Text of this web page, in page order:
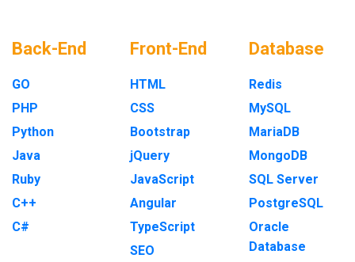
Back-End
GO
PHP
Python
Java
Ruby
C++
C#
Front-End
HTML
CSS
Bootstrap
jQuery
JavaScript
Angular
TypeScript
SEO
Database
Redis
MySQL
MariaDB
MongoDB
SQL Server
PostgreSQL
Oracle
Database